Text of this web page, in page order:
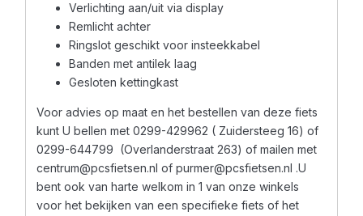
Verlichting aan/uit via display
Remlicht achter
Ringslot geschikt voor insteekkabel
Banden met antilek laag
Gesloten kettingkast
Voor advies op maat en het bestellen van deze fiets
kunt U bellen met 0299-429962 ( Zuidersteeg 16) of
0299-644799 (Overlanderstraat 263) of mailen met
centrum@pcsfietsen.nl of purmer@pcsfietsen.nl .U
bent ook van harte welkom in 1 van onze winkels
voor het bekijken van een specifieke fiets of het